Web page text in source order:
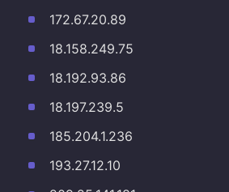
172.67.20.89
18.158.249.75
18.192.93.86
18.197.239.5
185.204.1.236
193.27.12.10